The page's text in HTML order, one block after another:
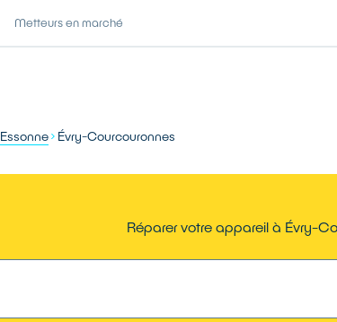
Metteurs en marché
Essonne Évry-Courcouronnes
Réparer votre appareil à Évry-